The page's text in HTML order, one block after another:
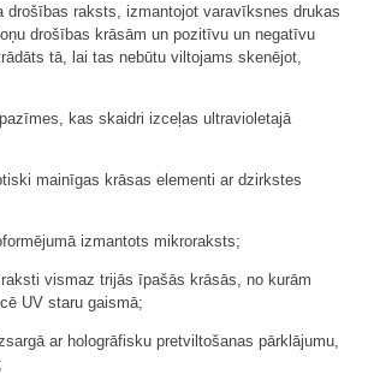
drošības raksts, izmantojot varavīksnes drukas
drošības krāsām un pozitīvu un negatīvu
tā, lai tas nebūtu viltojams skenējot,
kas skaidri izceļas ultravioletajā
mainīgas krāsas elementi ar dzirkstes
izmantots mikroraksts;
vismaz trijās īpašās krāsās, no kurām
UV staru gaismā;
ar hologrāfisku pretviltošanas pārklājumu,